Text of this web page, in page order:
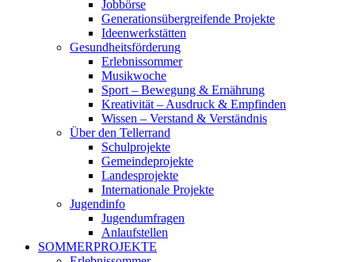
Jobbörse
Generationsübergreifende Projekte
Ideenwerkstätten
Gesundheitsförderung
Erlebnissommer
Musikwoche
Sport – Bewegung & Ernährung
Kreativität – Ausdruck & Empfinden
Wissen – Verstand & Verständnis
Über den Tellerrand
Schulprojekte
Gemeindeprojekte
Landesprojekte
Internationale Projekte
Jugendinfo
Jugendumfragen
Anlaufstellen
SOMMERPROJEKTE